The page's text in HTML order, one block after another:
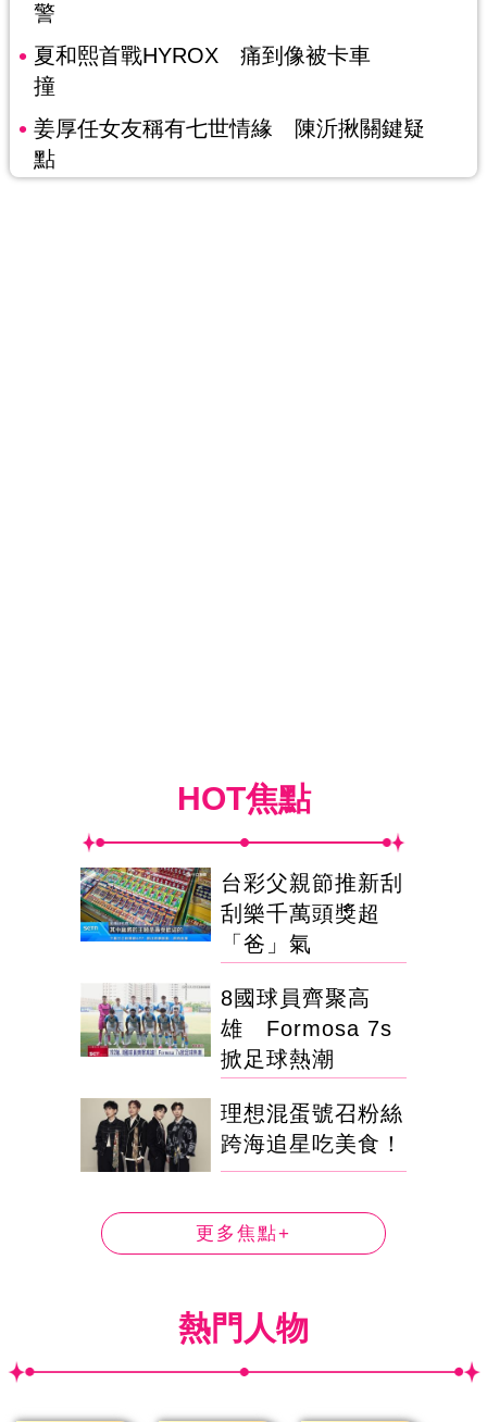
警
夏和熙首戰HYROX 痛到像被卡車
撞
姜厚任女友稱有七世情緣 陳沂揪關鍵疑
點
HOT焦點
台彩父親節推新刮
刮樂千萬頭獎超
「爸」氣
8國球員齊聚高
雄 Formosa 7s
掀足球熱潮
理想混蛋號召粉絲
跨海追星吃美食！
更多焦點+
熱門人物